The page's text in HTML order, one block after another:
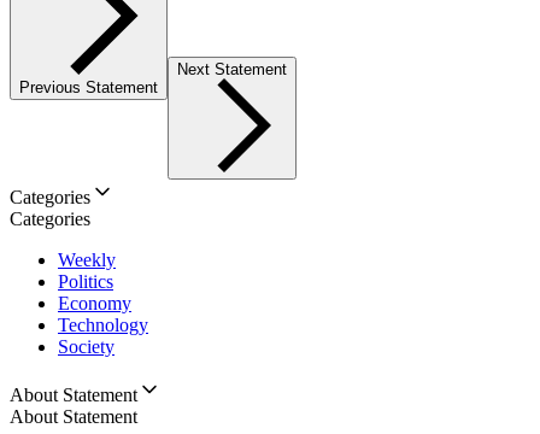
Previous Statement
Next Statement
Categories
Categories
Weekly
Politics
Economy
Technology
Society
About Statement
About Statement